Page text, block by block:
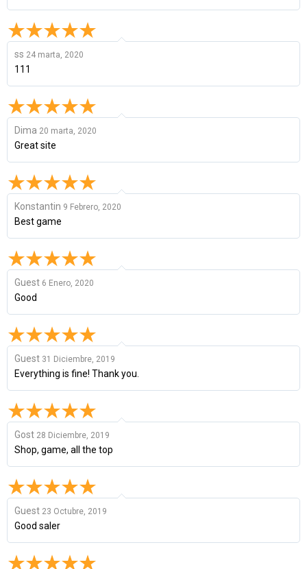
ss 24 marta, 2020
111
Dima 20 marta, 2020
Great site
Konstantin 9 Febrero, 2020
Best game
Guest 6 Enero, 2020
Good
Guest 31 Diciembre, 2019
Everything is fine! Thank you.
Gost 28 Diciembre, 2019
Shop, game, all the top
Guest 23 Octubre, 2019
Good saler